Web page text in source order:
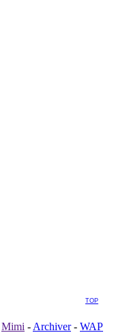
TOP
Mimi - Archiver- WAP